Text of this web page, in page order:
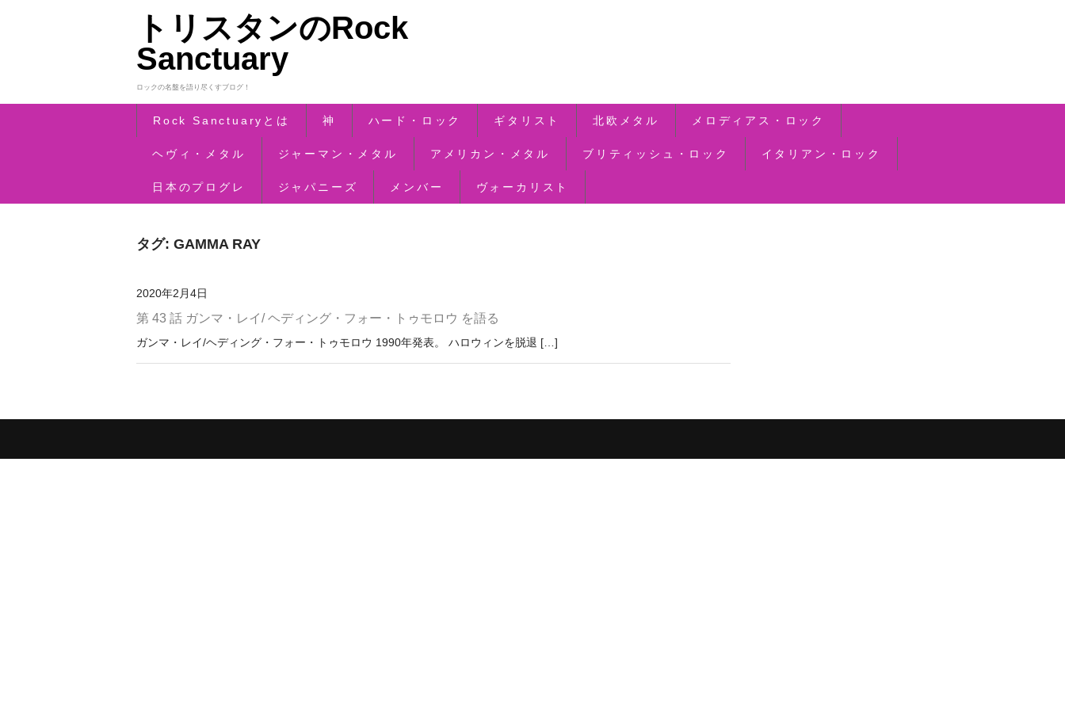
トリスタンのRock
Sanctuary
ロックの名盤を語り尽くすブログ！
Rock Sanctuaryとは 神 ハード・ロック ギタリスト 北欧メタル メロディアス・ロック
ヘヴィ・メタル ジャーマン・メタル アメリカン・メタル ブリティッシュ・ロック イタリアン・ロック
日本のプログレ ジャパニーズ メンバー ヴォーカリスト
タグ: GAMMA RAY
2020年2月4日
第 43 話 ガンマ・レイ/ ヘディング・フォー・トゥモロウ を語る
ガンマ・レイ/ヘディング・フォー・トゥモロウ 1990年発表。 ハロウィンを脱退 […]